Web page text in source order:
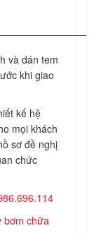
và dán tem
khi giao
kế hệ
mọi khách
sơ đề nghị
chức
bơm chữa